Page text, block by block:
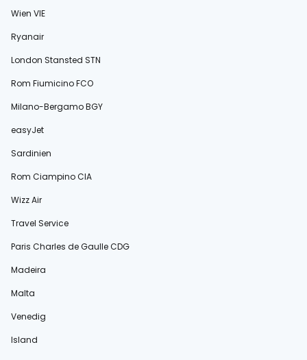
Wien VIE
Ryanair
London Stansted STN
Rom Fiumicino FCO
Milano-Bergamo BGY
easyJet
Sardinien
Rom Ciampino CIA
Wizz Air
Travel Service
Paris Charles de Gaulle CDG
Madeira
Malta
Venedig
Island